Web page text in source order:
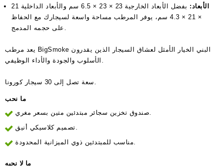
الأبعاد:
بفضل الأبعاد الخارجية 23 × 23 × 6.5 سم والأبعاد الداخلية 21
× 21 × 4.3 سم، يوفر المرطب مساحة واسعة لسيجارك مع الحفاظ
يعد مرطب BigSmoke البني الخيار الأمثل لعشاق السيجار الذين يقدرون
ما نحب
ما لا نحبه